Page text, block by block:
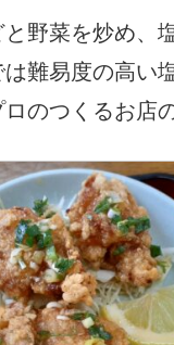
野菜を炒め、
難易度の高い
のつくるお店